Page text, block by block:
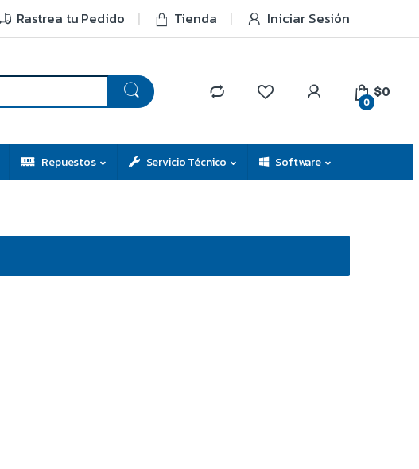
Rastrea tu Pedido Tienda Iniciar Sesión
0
$0
Repuestos Servicio Técnico Software